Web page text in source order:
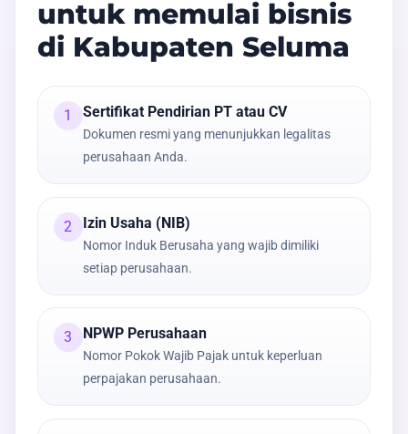
untuk memulai bisnis
di Kabupaten Seluma
1 Sertifikat Pendirian PT atau CV
Dokumen resmi yang menunjukkan legalitas
perusahaan Anda.
2 Izin Usaha (NIB)
Nomor Induk Berusaha yang wajib dimiliki
setiap perusahaan.
3 NPWP Perusahaan
Nomor Pokok Wajib Pajak untuk keperluan
perpajakan perusahaan.